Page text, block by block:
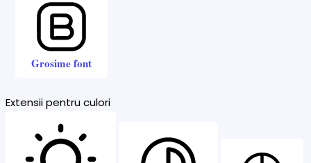
Grosime font
Extensii pentru culori